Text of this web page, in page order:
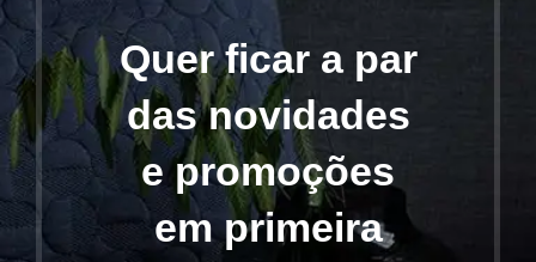
Quer ficar a par
das novidades
e promoções
em primeira